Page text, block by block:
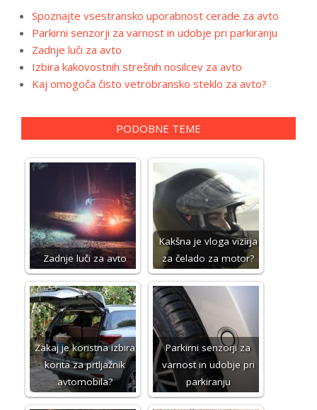
Spoznajte vsestransko uporabnost cerade za avto
Parkirni senzorji za varnost in udobje pri parkiranju
Zadnje luči za avto
Izbira kakovostnih strešnih nosilcev za avto
Kaj omogoča čisto vetrobransko steklo za avto?
PODOBNE TEME
Zadnje luči za avto
Kakšna je vloga vizirja
za čelado za motor?
Zakaj je koristna izbira
korita za prtljažnik
avtomobila?
Parkirni senzorji za
varnost in udobje pri
parkiranju